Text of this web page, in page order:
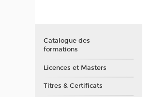
Catalogue des
formations
Licences et Masters
Titres & Certificats